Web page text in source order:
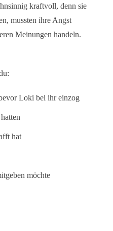
kraftvoll, denn sie
mussten ihre Angst
Meinungen handeln.
Loki bei ihr einzog
hat
möchte